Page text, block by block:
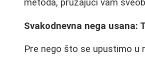
metoda, pružajući vam
Svakodnevna nega usana:
Pre nego što se upustimo u